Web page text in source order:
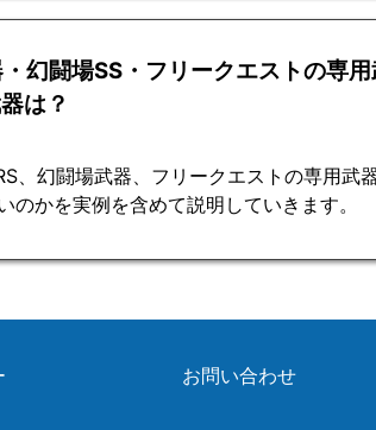
幻闘場SS・フリークエストの専用
は？
、幻闘場武器、フリークエストの専用武
のかを実例を含めて説明していきます。
お問い合わせ